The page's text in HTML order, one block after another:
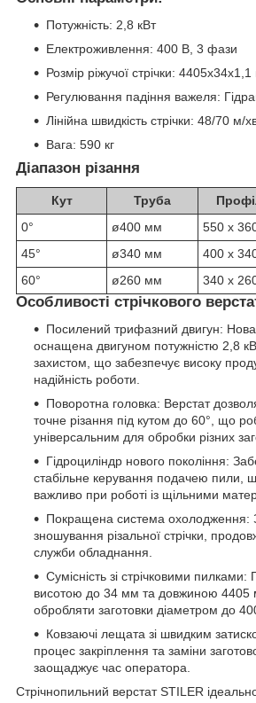
Потужність: 2,8 кВт
Електроживлення: 400 В, 3 фази
Розмір ріжучої стрічки:
Регулювання падіння важеля:
Лінійна швидкість стрічки: 48/70 м/
Вага: 590 кг
Діапазон різання
Кут Труба
0°
ø400 мм 550 x
45°
ø340 мм 400 x
60°
ø260 мм 340 x
Особливості стрічкового
Посилений трифазний двигун:
оснащена двигуном потужністю 2,8
захистом, що забезпечує високу
надійність роботи.
Поворотна головка: Верстат
точне різання під кутом до 60°, що
універсальним для обробки різних
Гідроциліндр нового покоління:
стабільне керування подачею пили,
важливо при роботі із щільними
Покращена система охолодження:
зношування різальної стрічки,
служби обладнання.
Сумісність зі стрічковими пилками:
висотою до 34 мм та довжиною 4405
обробляти заготовки діаметром до
Ковзаючі лещата зі швидким
процес закріплення та заміни
заощаджує час оператора.
Стрічнопильний верстат STILER